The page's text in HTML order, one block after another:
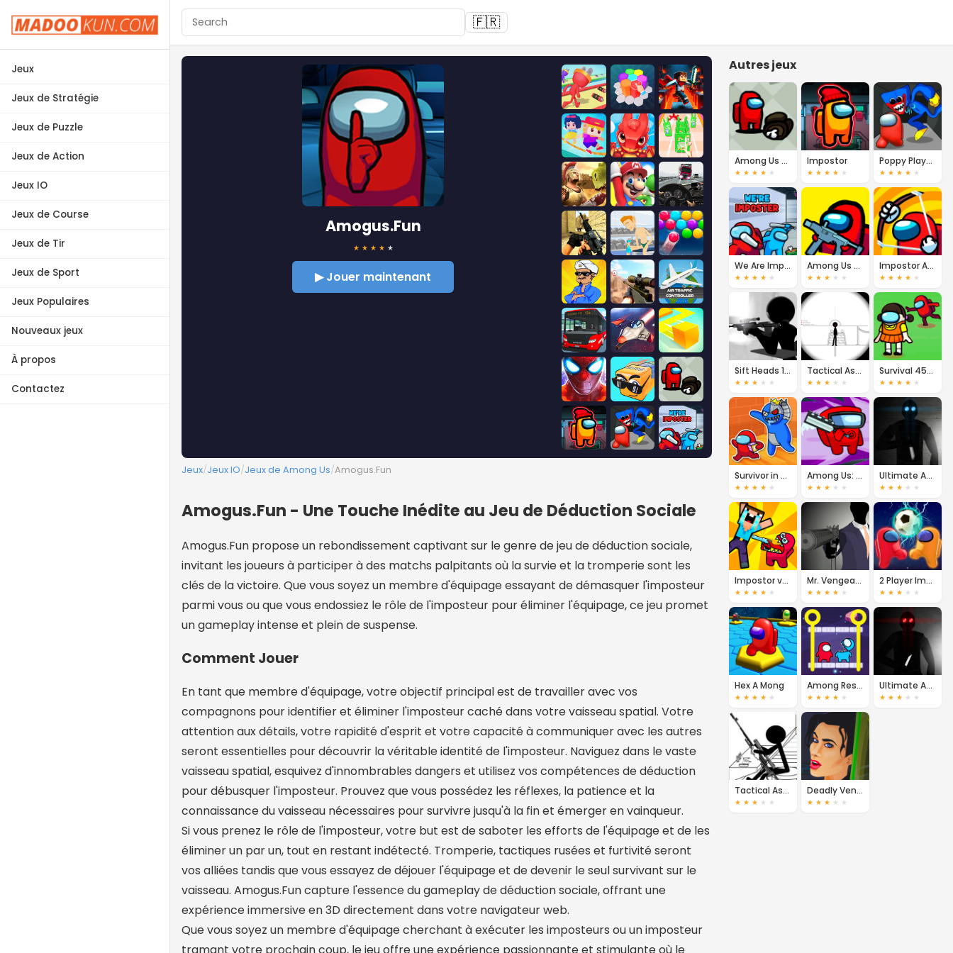
Jeux
Jeux de Stratégie
Jeux de Puzzle
Jeux de Action
Jeux IO
Jeux de Course
Jeux de Tir
Jeux de Sport
Jeux Populaires
Nouveaux jeux
À propos
Contactez
🇫🇷
Amogus.Fun
★ ★ ★ ★ ★
▶ Jouer maintenant
Jeux/Jeux IO/Jeux de Among Us/Amogus.Fun
Amogus.Fun - Une Touche Inédite au Jeu de Déduction Sociale
Amogus.Fun propose un rebondissement captivant sur le genre de jeu de déduction sociale,
invitant les joueurs à participer à des matchs palpitants où la survie et la tromperie sont les
clés de la victoire. Que vous soyez un membre d'équipage essayant de démasquer l'imposteur
parmi vous ou que vous endossiez le rôle de l'imposteur pour éliminer l'équipage, ce jeu promet
un gameplay intense et plein de suspense.
Comment Jouer
En tant que membre d'équipage, votre objectif principal est de travailler avec vos
compagnons pour identifier et éliminer l'imposteur caché dans votre vaisseau spatial. Votre
attention aux détails, votre rapidité d'esprit et votre capacité à communiquer avec les autres
seront essentielles pour découvrir la véritable identité de l'imposteur. Naviguez dans le vaste
vaisseau spatial, esquivez d'innombrables dangers et utilisez vos compétences de déduction
pour débusquer l'imposteur. Prouvez que vous possédez les réflexes, la patience et la
connaissance du vaisseau nécessaires pour survivre jusqu'à la fin et émerger en vainqueur.
Si vous prenez le rôle de l'imposteur, votre but est de saboter les efforts de l'équipage et de les
éliminer un par un, tout en restant indétecté. Tromperie, tactiques rusées et furtivité seront
vos alliées tandis que vous essayez de déjouer l'équipage et de devenir le seul survivant sur le
vaisseau. Amogus.Fun capture l'essence du gameplay de déduction sociale, offrant une
expérience immersive en 3D directement dans votre navigateur web.
Que vous soyez un membre d'équipage cherchant à exécuter les imposteurs ou un imposteur
Autres jeux
Among Us Online
★ ★ ★ ★ ★
Impostor
★ ★ ★ ★ ★
Poppy Playtime Imposter
★ ★ ★ ★ ★
We Are Impostors: Kill Together
★ ★ ★ ★ ★
Among Us Crazy Shooter
★ ★ ★ ★ ★
Impostor Archer War
★ ★ ★ ★ ★
Sift Heads 1: Remasterized
★ ★ ★ ★ ★
Tactical Assassin
★ ★ ★ ★ ★
Survival 456 But It's Impostor
★ ★ ★ ★ ★
Survivor in Rainbow Monster
★ ★ ★ ★ ★
Among Us: Hide or Seek
★ ★ ★ ★ ★
Ultimate Assassin 3
★ ★ ★ ★ ★
Impostor vs Noob
★ ★ ★ ★ ★
Mr. Vengeance 2
★ ★ ★ ★ ★
2 Player Imposter Soccer
★ ★ ★ ★ ★
Hex A Mong
★ ★ ★ ★ ★
Among Rescue
★ ★ ★ ★ ★
Ultimate Assassin 2
★ ★ ★ ★ ★
Tactical Assassin 3
★ ★ ★ ★ ★
Deadly Venom 3
★ ★ ★ ★ ★